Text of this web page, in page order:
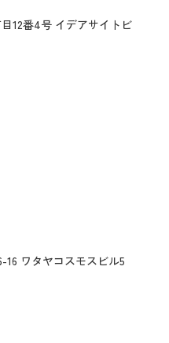
12番4号 イデアサイトビ
ワタヤコスモスビル5